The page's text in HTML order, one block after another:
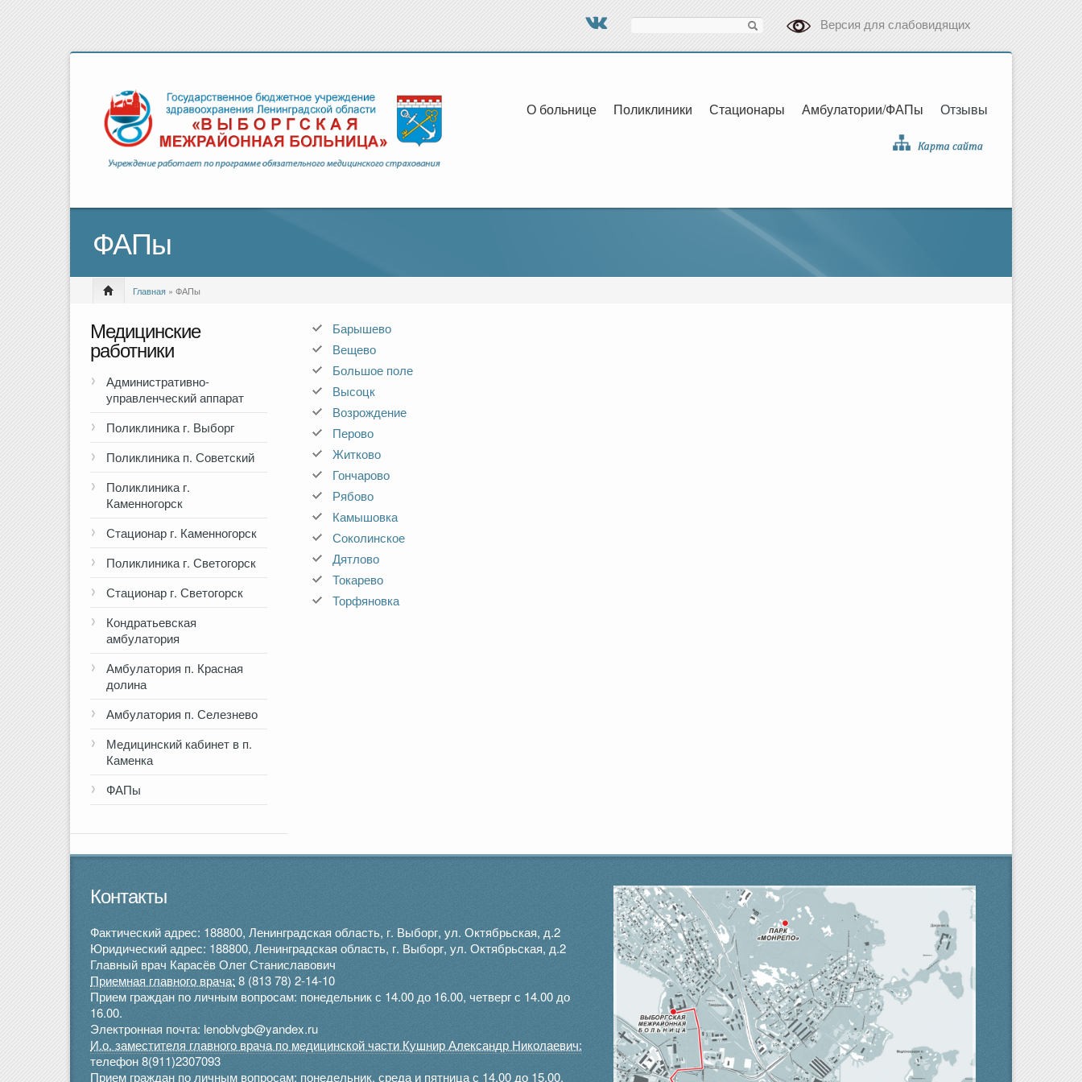
Версия для слабовидящих
О больнице Поликлиники Стационары Амбулатории/ФАПы Отзывы
ФАПы
Главная » ФАПы
Медицинские
работники
Административно-
управленческий аппарат
Поликлиника г. Выборг
Поликлиника п. Советский
Поликлиника г.
Каменногорск
Стационар г. Каменногорск
Поликлиника г. Светогорск
Стационар г. Светогорск
Кондратьевская
амбулатория
Амбулатория п. Красная
долина
Амбулатория п. Селезнево
Медицинский кабинет в п.
Каменка
ФАПы
Барышево
Вещево
Большое поле
Высоцк
Возрождение
Перово
Житково
Гончарово
Рябово
Камышовка
Соколинское
Дятлово
Токарево
Торфяновка
Контакты
Фактический адрес: 188800, Ленинградская область, г. Выборг, ул. Октябрьская, д.2
Юридический адрес: 188800, Ленинградская область, г. Выборг, ул. Октябрьская, д.2
Главный врач Карасёв Олег Станиславович
Приемная главного врача: 8 (813 78) 2-14-10
Прием граждан по личным вопросам: понедельник с 14.00 до 16.00, четверг с 14.00 до
16.00.
Электронная почта: lenoblvgb@yandex.ru
И.о. заместителя главного врача по медицинской части Кушнир Александр Николаевич:
телефон 8(911)2307093
Прием граждан по личным вопросам: понедельник, среда и пятница с 14.00 до 15.00.